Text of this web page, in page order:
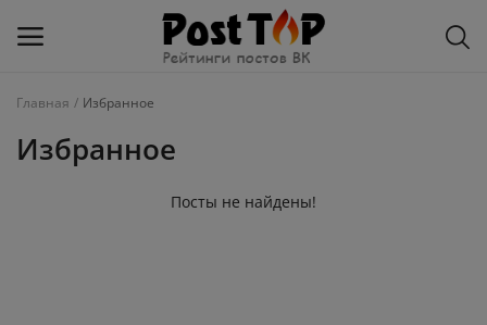
Добавить
блог
Главная Избранное
Избранное
Посты не найдены!